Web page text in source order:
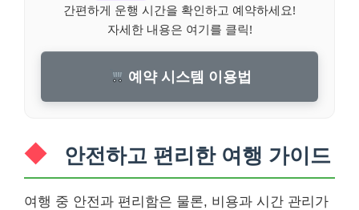
간편하게 운행 시간을 확인하고 예약하세요!
자세한 내용은 여기를 클릭!
예약 시스템 이용법
안전하고 편리한 여행 가이드
여행 중 안전과 편리함은 물론, 비용과 시간 관리가